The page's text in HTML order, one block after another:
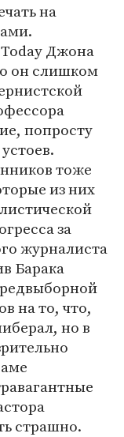
на
Today Джона
он слишком
попросту
тоже
из них
за
журналиста
Барака
на то, что,
но в
страшно.